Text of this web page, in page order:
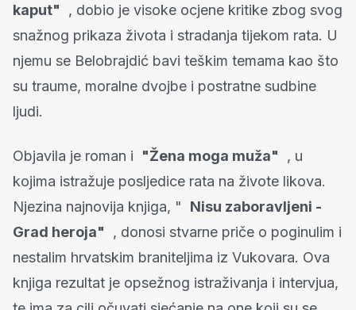
kaput" , dobio je visoke ocjene kritike zbog svog
snažnog prikaza života i stradanja tijekom rata. U
njemu se Belobrajdić bavi teškim temama kao što
su traume, moralne dvojbe i postratne sudbine
ljudi.
Objavila je roman i "Žena moga muža" , u
kojima istražuje posljedice rata na živote likova.
Njezina najnovija knjiga, " Nisu zaboravljeni -
Grad heroja" , donosi stvarne priče o poginulim i
nestalim hrvatskim braniteljima iz Vukovara. Ova
knjiga rezultat je opsežnog istraživanja i intervjua,